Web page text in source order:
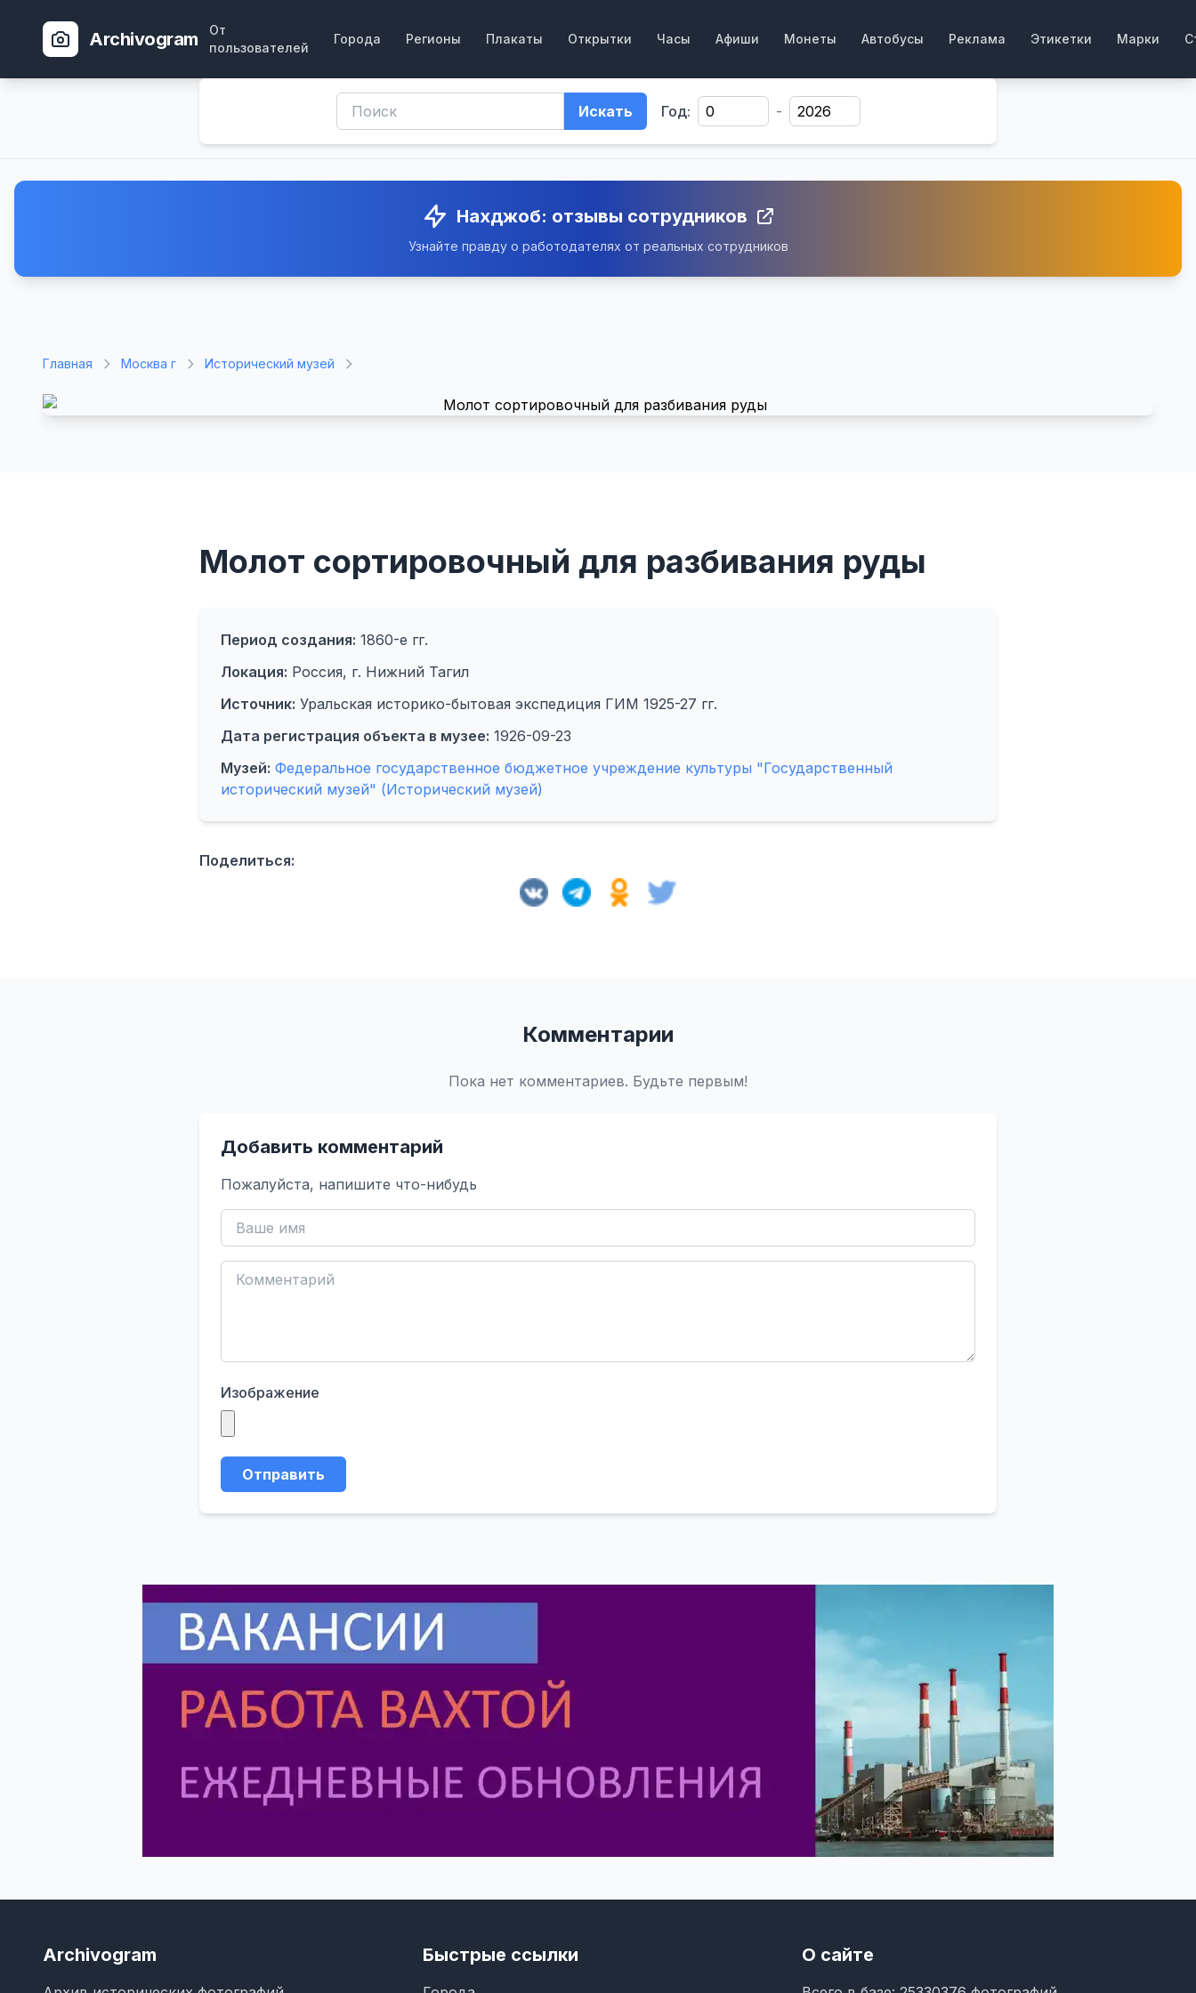
Archivogram
От
пользователей
Города Регионы Плакаты Открытки Часы Афиши Монеты Автобусы Реклама Этикетки Марки
Искать Год: -
Нахджоб: отзывы сотрудников
Узнайте правду о работодателях от реальных сотрудников
Главная Москва г Исторический музей
Молот сортировочный для разбивания руды
Период создания: 1860-е гг.
Локация: Россия, г. Нижний Тагил
Источник: Уральская историко-бытовая экспедиция ГИМ 1925-27 гг.
Дата регистрация объекта в музее: 1926-09-23
Музей: Федеральное государственное бюджетное учреждение культуры "Государственный
исторический музей" (Исторический музей)
Поделиться:
Комментарии
Пока нет комментариев. Будьте первым!
Добавить комментарий
Пожалуйста, напишите что-нибудь
Изображение
Отправить
Archivogram Быстрые ссылки О сайте